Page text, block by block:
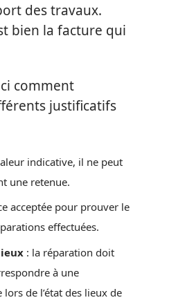
des travaux.
bien la facture qui
comment
justificatifs
indicative, il ne peut
une retenue.
acceptée pour prouver le
effectuées.
: la réparation doit
à une
de l’état des lieux de